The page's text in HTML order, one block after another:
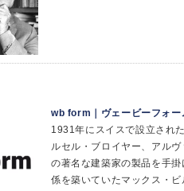
wb form｜ヴェービーフォー
1931年にスイスで設立され
ルセル・ブロイヤー、アル
の著名な建築家の製品を手
係を築いていたマックス・